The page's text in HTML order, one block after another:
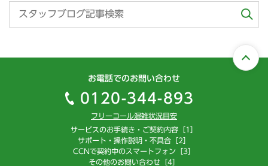
お電話でのお問い合わせ
0120-344-893
フリーコール混雑状況目安
サービスのお手続き・ご契約内容［1］
サポート・操作説明・不具合［2］
CCNで契約中のスマートフォン［3］
その他のお問い合わせ［4］